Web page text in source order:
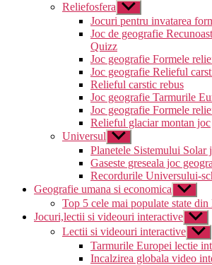
Reliefosfera Arată
submeniul
Jocuri pentru invatarea
Joc de geografie
Quizz
Joc geografie Formele
Joc geografie Relieful
Relieful carstic rebus
Joc geografie Tarmurile
Joc geografie Formele
Relieful glaciar montan joc
Universul Arată
submeniul
Planetele Sistemului Solar
Gaseste greseala joc
Recordurile Universului-
Geografie umana si economica Arată
Top 5 cele mai populate state
Jocuri,lectii si videouri interactive Arată
Lectii si videouri interactive Arată
Tarmurile Europei lectie
Incalzirea globala video